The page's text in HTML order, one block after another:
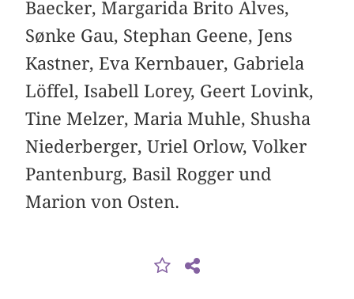
Baecker, Margarida Brito Alves,
Sønke Gau, Stephan Geene, Jens
Kastner, Eva Kernbauer, Gabriela
Löffel, Isabell Lorey, Geert Lovink,
Tine Melzer, Maria Muhle, Shusha
Niederberger, Uriel Orlow, Volker
Pantenburg, Basil Rogger und
Marion von Osten.